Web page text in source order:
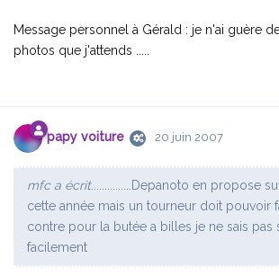
Message personnel à Gérald : je n'ai guère
photos que j'attends .....
papy voiture 20 juin 2007
mfc a écrit...............Depanoto en propose
cette année mais un tourneur doit pouvoir
contre pour la butée a billes je ne sais pas
facilement